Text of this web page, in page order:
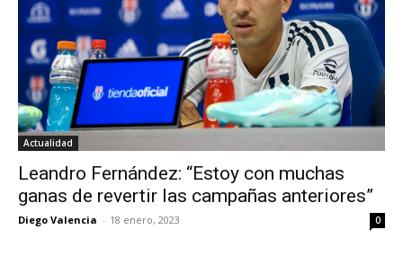
Actualidad
Leandro Fernández: “Estoy con muchas
ganas de revertir las campañas anteriores”
Diego Valencia - 18 enero, 2023 0